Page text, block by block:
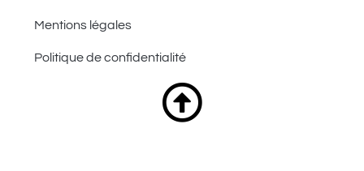
Mentions légales
Politique de confidentialité